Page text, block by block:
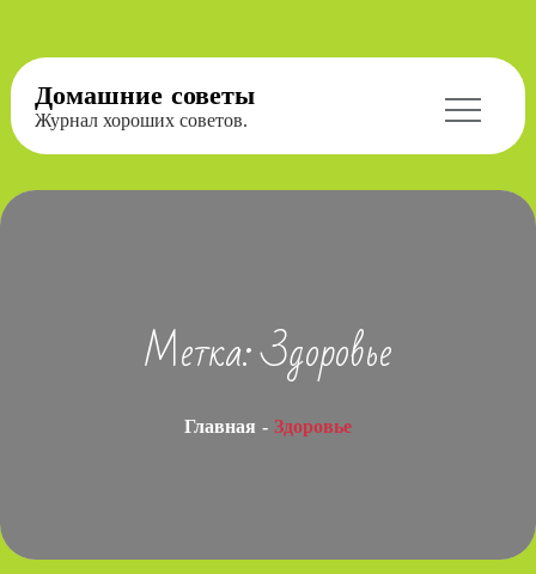
Перейти
содержимому
Домашние советы
Журнал хороших советов.
Метка:Здоровье
Главная Здоровье